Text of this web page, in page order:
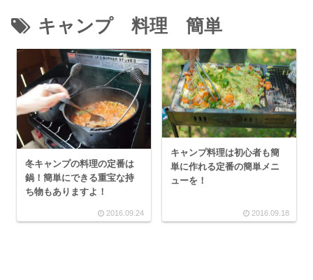
キャンプ 料理 簡単
冬キャンプの料理の定番は
鍋！簡単にできる重宝な持
ち物もありますよ！
2016.09.24
キャンプ料理は初心者も簡
単に作れる定番の簡単メニ
ューを！
2016.09.18